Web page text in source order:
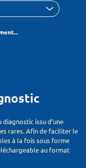
issu d’une
rares. Afin de faciliter le
à la fois sous forme
au format